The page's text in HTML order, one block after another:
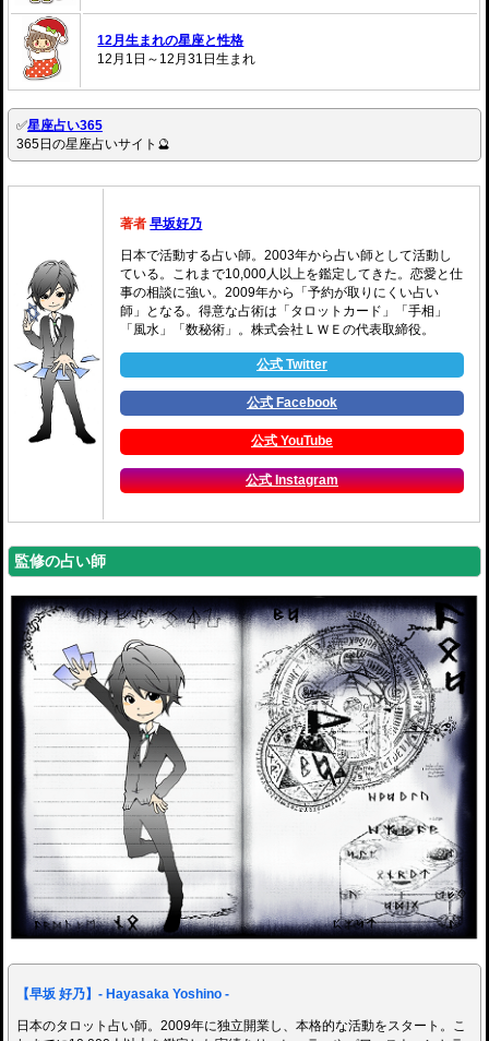
12月生まれの星座と性格
12月1日～12月31日生まれ
✅星座占い365
365日の星座占いサイト🔮
著者 早坂好乃
日本で活動する占い師。2003年から占い師として活動し
ている。これまで10,000人以上を鑑定してきた。恋愛と仕
事の相談に強い。2009年から「予約が取りにくい占い
師」となる。得意な占術は「タロットカード」「手相」
「風水」「数秘術」。株式会社ＬＷＥの代表取締役。
公式 Twitter
公式 Facebook
公式 YouTube
公式 Instagram
監修の占い師
【早坂 好乃】- Hayasaka Yoshino -
日本のタロット占い師。2009年に独立開業し、本格的な活動をスタート。こ